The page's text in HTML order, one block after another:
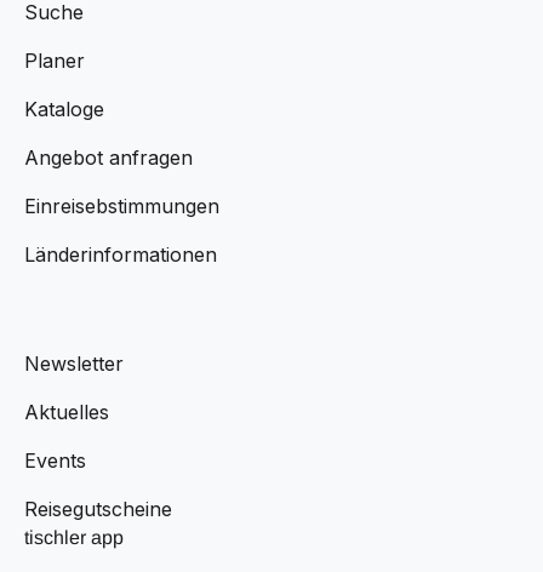
Suche
Planer
Kataloge
Angebot anfragen
Einreisebstimmungen
Länderinformationen
Newsletter
Aktuelles
Events
Reisegutscheine
tischler app